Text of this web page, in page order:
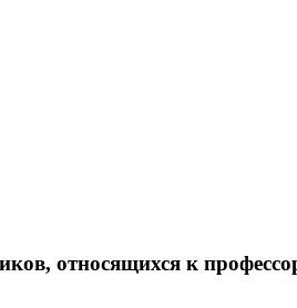
относящихся к